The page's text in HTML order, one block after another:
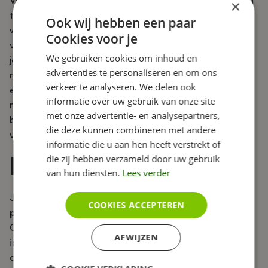
tegenwoordig de deur niet meer uit. Online zijn vele
work-outs te vinden. Met de Video-On-Demand tool
van Eversports laat je jouw community meedoen met
jouw lessen vanuit hun eigen woonkamer. Het is een
manier om 24/7 beschikbaar te zijn voor jouw leden én
extra inkomsten te creëren. Je kunt de video’s die je
maakt namelijk per stuk verkopen of een lidmaatschap
bieden voor onbeperkt toegang tot jouw
videobibliotheek.
Eversports prijzen
Je hebt bij Eversports keuze uit
5 verschillende
pakketten
: Light, Starter, Accelerate, Professional en
Champion. Bij elk pakket zijn alle functionaliteiten
inbegrepen. Het verschil zit ‘m in het aantal boekingen
dat je kunt binnenkrijgen. De goedkoopste (Light) kost
×
Ook wij hebben een paar
Cookies voor je
We gebruiken cookies om inhoud en
advertenties te personaliseren en om ons
verkeer te analyseren. We delen ook
informatie over uw gebruik van onze site
met onze advertentie- en analysepartners,
die deze kunnen combineren met andere
informatie die u aan hen heeft verstrekt of
die zij hebben verzameld door uw gebruik
van hun diensten. Lees verder
COOKIES ACCEPTEREN
AFWIJZEN